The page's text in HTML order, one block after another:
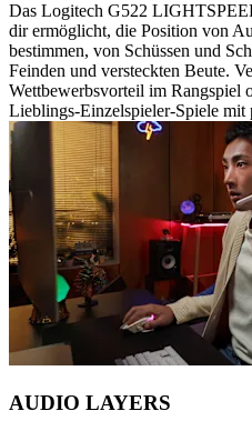
Das Logitech G522
dir ermöglicht, die Position von
bestimmen, von Schüssen und
Feinden und versteckten Beute.
Wettbewerbsvorteil im Rangspiel
Lieblings-Einzelspieler-Spiele
AUDIO LAYERS